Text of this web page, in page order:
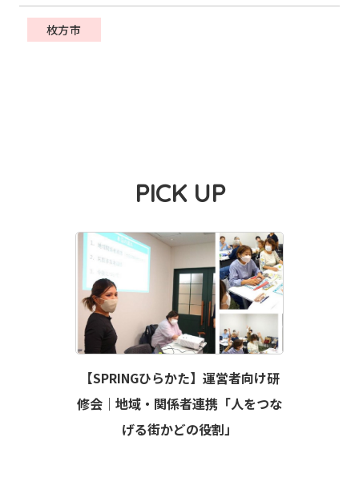
枚方市
PICK UP
【SPRINGひらかた】運営者向け研
修会｜地域・関係者連携「人をつな
げる街かどの役割」